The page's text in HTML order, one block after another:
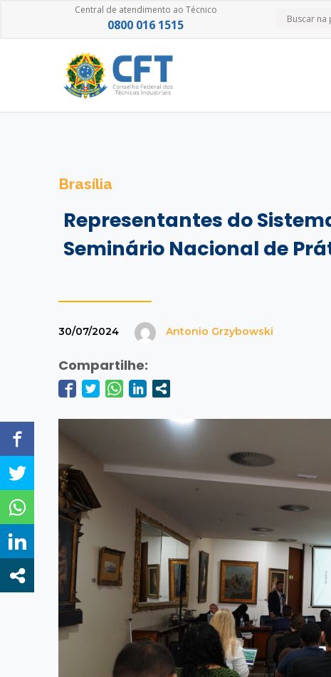
Central de atendimento ao Técnico
0800 016 1515
Brasília
Representantes do
Seminário Nacional de
30/07/2024 Antonio Grzybowski
Compartilhe: